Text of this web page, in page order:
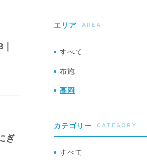
ぎ
エリア AREA
すべて
布施
高岡
カテゴリー CATEGORY
すべて